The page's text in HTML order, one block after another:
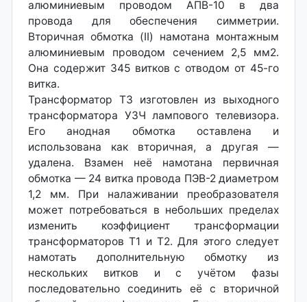
алюминиевым проводом АПВ-10 в два
провода для обеспечения симметрии.
Вторичная обмотка (II) намотана монтажным
алюминиевым проводом сечением 2,5 мм2.
Она содержит 345 витков с отводом от 45-го
витка.
Трансформатор ТЗ изготовлен из выходного
трансформатора УЗЧ лампового телевизора.
Его анодная обмотка оставлена и
использована как вторичная, а другая —
удалена. Взамен неё намотана первичная
обмотка — 24 витка провода ПЭВ-2 диаметром
1,2 мм. При налаживании преобразователя
может потребоваться в небольших пределах
изменить коэффициент трансформации
трансформаторов Т1 и Т2. Для этого следует
намотать дополнительную обмотку из
нескольких витков и с учётом фазы
последовательно соединить её с вторичной